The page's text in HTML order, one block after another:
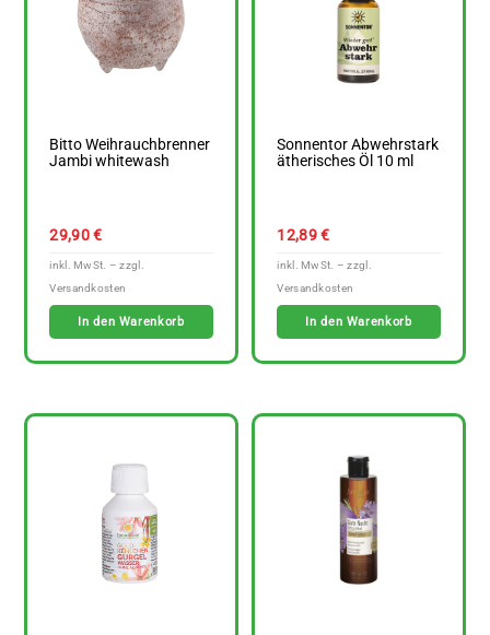
Bitto Weihrauchbrenner
Jambi whitewash
29,90€
In den Warenkorb
Sonnentor Abwehrstark
ätherisches Öl 10 ml
12,89€
In den Warenkorb